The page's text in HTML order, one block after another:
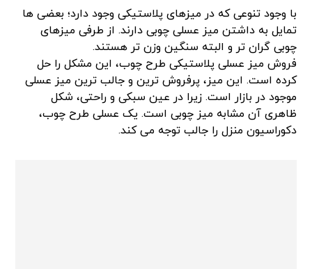
با وجود تنوعی که در میزهای پلاستیکی وجود دارد؛ بعضی ها
تمایل به داشتن میز عسلی چوبی دارند. از طرفی میزهای
چوبی گران تر و البته سنگین وزن تر هستند.
فروش میز عسلی پلاستیکی طرح چوب، این مشکل را حل
کرده است. این میز، پرفروش ترین و جالب ترین میز عسلی
موجود در بازار است. زیرا در عین سبکی و راحتی، شکل
ظاهری آن مشابه میز چوبی است. یک عسلی طرح چوب،
دکوراسیون منزل را جالب توجه می کند.